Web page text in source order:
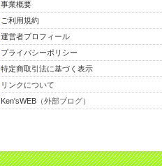
事業概要
ご利用規約
運営者プロフィール
プライバシーポリシー
特定商取引法に基づく表示
リンクについて
Ken'sWEB （外部ブログ）